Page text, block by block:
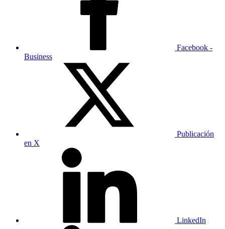
Facebook -
Business
Publicación
en X
LinkedIn